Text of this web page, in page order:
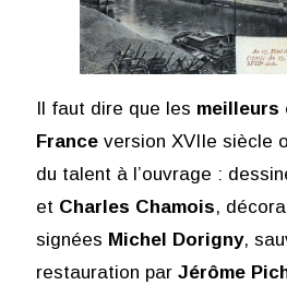
Il faut dire que les meilleurs
Franceversion XVIIe siècle
du talent à l’ouvrage :
et Charles Chamois,
signées Michel Dorigny,
restauration par Jérôme